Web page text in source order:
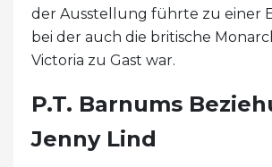
der Ausstellung führte zu einer
bei der auch die britische
Victoria zu Gast war.
P.T. Barnums
Jenny Lind